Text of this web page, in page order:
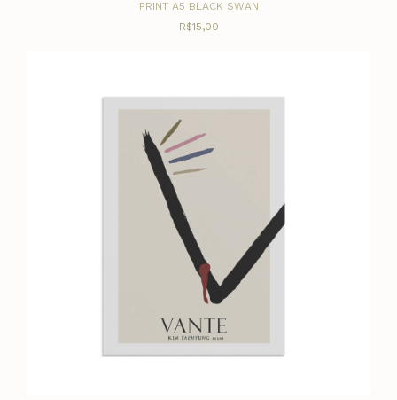
PRINT A5 BLACK SWAN
R$15,00